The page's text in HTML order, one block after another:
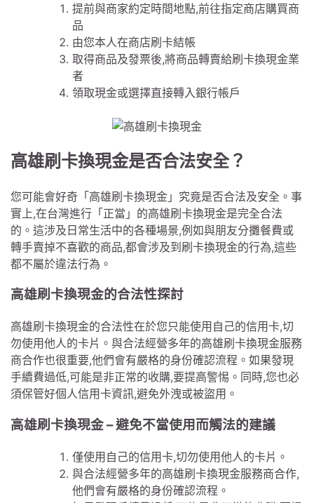
提前與商家約定時間地點,前往指定商店購買商
品
由您本人在商店刷卡結帳
取得商品及發票後,將商品轉賣給刷卡換現金業
者
領取現金或選擇直接轉入銀行帳戶
高雄刷卡換現金是否合法安全？
您可能會好奇「高雄刷卡換現金」究竟是否合法及安全。事
實上,在台灣進行「正當」的高雄刷卡換現金是完全合法
的。這涉及日常生活中的各種場景,例如與朋友分攤餐費或
轉手賣掉不喜歡的商品,都會涉及到刷卡換現金的行為,這些
都不屬於違法行為。
高雄刷卡換現金的合法性探討
高雄刷卡換現金的合法性在於您只能使用自己的信用卡,切
勿使用他人的卡片。與合法經營多年的高雄刷卡換現金服務
商合作也很重要,他們會有嚴格的身份確認流程。如果發現
手續費過低,可能是非正常的收購,要提高警惕。同時,您也必
須保管好個人信用卡資訊,避免外洩或被盜用。
高雄刷卡換現金 – 避免不當使用而觸法的建議
僅使用自己的信用卡,切勿使用他人的卡片。
與合法經營多年的高雄刷卡換現金服務商合作,
他們會有嚴格的身份確認流程。